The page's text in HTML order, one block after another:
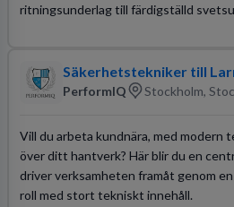
ritningsunderlag till färdigställd
Säkerhetstekniker till
PerformIQ Stockholm,
Vill du arbeta kundnära, med modern
över ditt hantverk? Här blir du en
driver verksamheten framåt genom
roll med stort tekniskt innehåll.